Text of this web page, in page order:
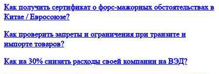
Как получить сертификат о форс-мажорных обстоятельствах в
Китае / Евросоюзе?
Как проверить запреты и ограничения при транзите и
импорте товаров?
Как на 30% снизить расходы своей компании на ВЭД?